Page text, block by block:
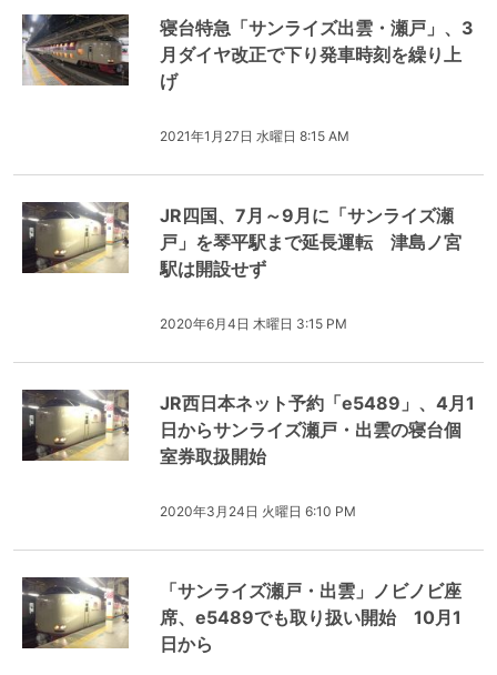
寝台特急「サンライズ出雲・瀬戸」、3
月ダイヤ改正で下り発車時刻を繰り上
げ
2021年1月27日 水曜日 8:15 AM
JR四国、7月～9月に「サンライズ瀬
戸」を琴平駅まで延長運転 津島ノ宮
駅は開設せず
2020年6月4日 木曜日 3:15 PM
JR西日本ネット予約「e5489」、4月1
日からサンライズ瀬戸・出雲の寝台個
室券取扱開始
2020年3月24日 火曜日 6:10 PM
「サンライズ瀬戸・出雲」ノビノビ座
席、e5489でも取り扱い開始 10月1
日から